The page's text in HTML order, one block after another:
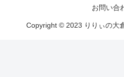
お問い合
Copyright © 2023 りりぃの大